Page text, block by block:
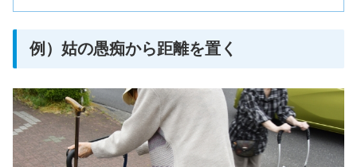
例）姑の愚痴から距離を置く